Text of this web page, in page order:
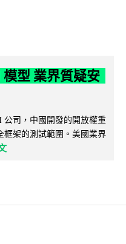
型 業界質疑安
司，中國開發的開放權重
架的測試範圍。美國業界